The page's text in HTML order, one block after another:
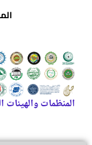
المنظمات والهيئات